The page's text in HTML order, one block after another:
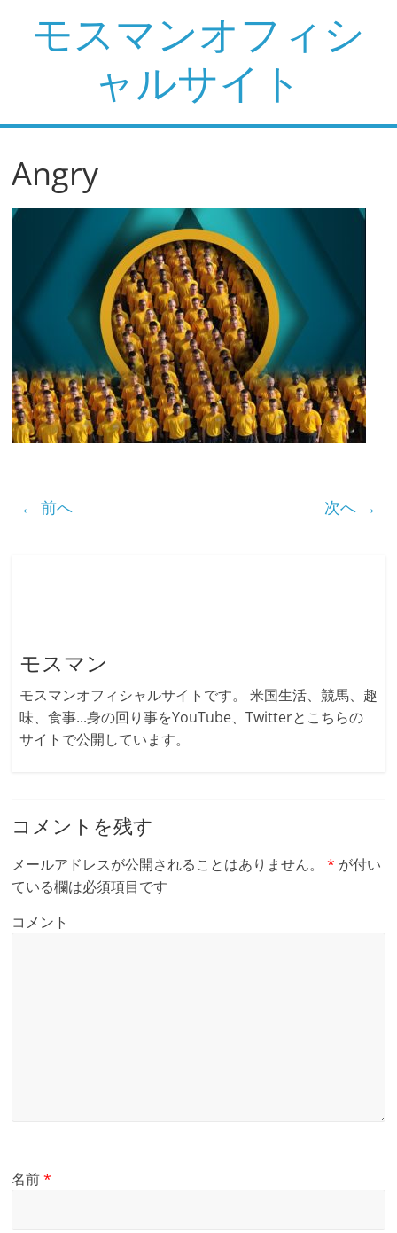
へ
ッ
プ
モスマンオフィシ
ャルサイト
Angry
← 前へ 次へ →
モスマン
モスマンオフィシャルサイトです。 米国生活、競馬、趣
味、食事...身の回り事をYouTube、Twitterとこちらの
サイトで公開しています。
コメントを残す
メールアドレスが公開されることはありません。 * が付い
ている欄は必須項目です
コメント
名前*